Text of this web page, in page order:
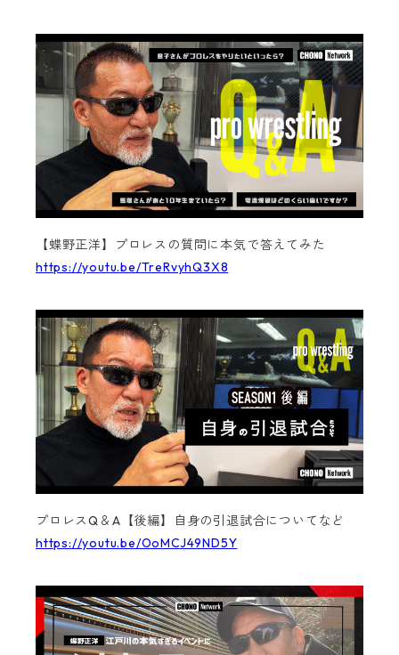
【蝶野正洋】プロレスの質問に本気で答えてみた
https://youtu.be/TreRvyhQ3X8
プロレスQ＆A【後編】自身の引退試合についてなど
https://youtu.be/OoMCJ49ND5Y